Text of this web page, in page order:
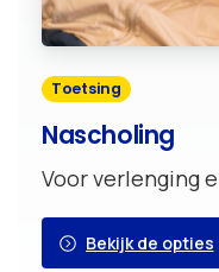
Toetsing
Nascholing
Voor verlenging
Bekijk de opties